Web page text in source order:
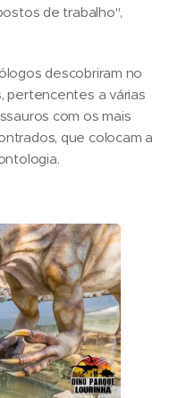
de trabalho",
descobriram no
pertencentes a várias
com os mais
que colocam a